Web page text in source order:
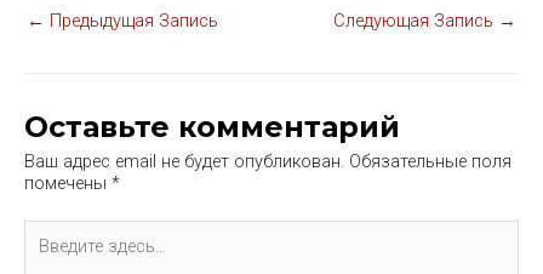
Навигация
по
← Предыдущая Запись Следующая Запись →
Оставьте комментарий
Ваш адрес email не будет опубликован. Обязательные поля
помечены *
здесь...